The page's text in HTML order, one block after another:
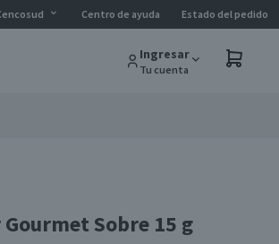
Centro de ayuda Estado del pedido
Ingresar
Tu cuenta
Sobre 15 g